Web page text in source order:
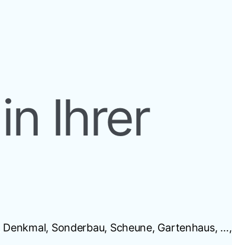
Ihrer
Sonderbau, Scheune, Gartenhaus, …,